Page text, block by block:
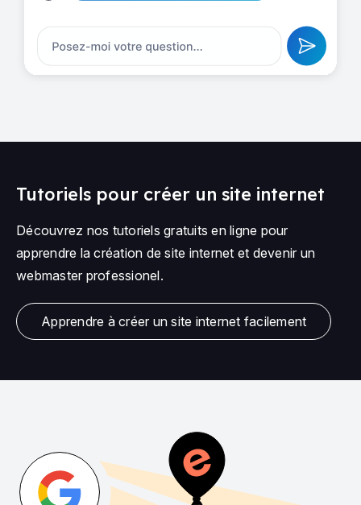
Tutoriels pour créer un site internet
Découvrez nos tutoriels gratuits en ligne pour
apprendre la création de site internet et devenir un
webmaster professionel.
Apprendre à créer un site internet facilement